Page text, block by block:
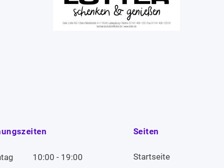
10:00 - 19:00
Seiten
Startseite